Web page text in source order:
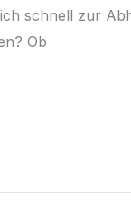
schnell zur
Ob